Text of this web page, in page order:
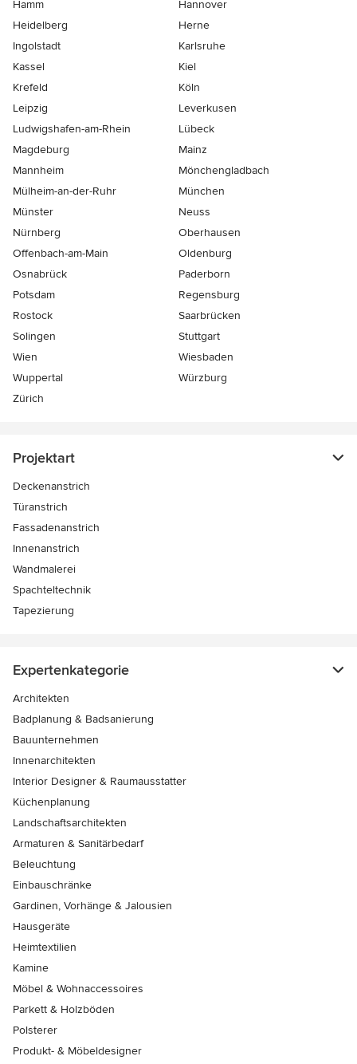
Hamm
Hannover
Heidelberg
Herne
Ingolstadt
Karlsruhe
Kassel
Kiel
Krefeld
Köln
Leipzig
Leverkusen
Ludwigshafen-am-Rhein
Lübeck
Magdeburg
Mainz
Mannheim
Mönchen­gladbach
Mülheim-an-der-Ruhr
München
Münster
Neuss
Nürnberg
Oberhausen
Offenbach-am-Main
Oldenburg
Osnabrück
Paderborn
Potsdam
Regensburg
Rostock
Saarbrücken
Solingen
Stuttgart
Wien
Wiesbaden
Wuppertal
Würzburg
Zürich
Projektart
Deckenanstrich
Türanstrich
Fassadenanstrich
Innenanstrich
Wandmalerei
Spachteltechnik
Tapezierung
Expertenkategorie
Architekten
Badplanung & Badsanierung
Bauunternehmen
Innenarchitekten
Interior Designer & Raumausstatter
Küchenplanung
Landschaftsarchitekten
Armaturen & Sanitärbedarf
Beleuchtung
Einbauschränke
Gardinen, Vorhänge & Jalousien
Hausgeräte
Heimtextilien
Kamine
Möbel & Wohnaccessoires
Parkett & Holzböden
Polsterer
Produkt- & Möbeldesigner